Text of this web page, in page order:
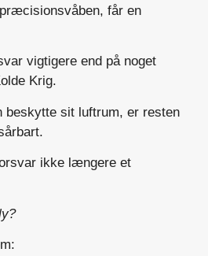
får en
vigtigere end på noget
Krig.
beskytte sit luftrum, er resten
ikke længere et